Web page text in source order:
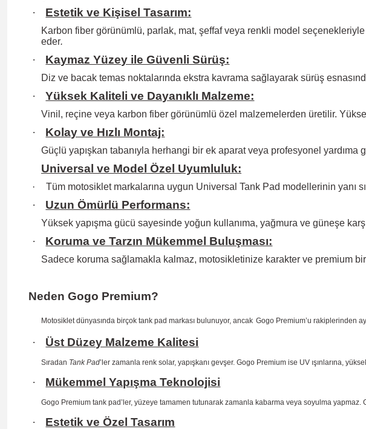
· Estetik ve Kişisel Tasarım:
Karbon fiber görünümlü, parlak, mat, şeffaf veya renkli model
eder.
· Kaymaz Yüzey ile Güvenli Sürüş:
Diz ve bacak temas noktalarında ekstra kavrama sağlayarak sürüş
· Yüksek Kaliteli ve Dayanıklı Malzeme:
Vinil, reçine veya karbon fiber görünümlü özel malzemelerden üretilir.
· Kolay ve Hızlı Montaj:
Güçlü yapışkan tabanıyla herhangi bir ek aparat veya profesyonel yardıma
Universal ve Model Özel Uyumluluk:
· Tüm motosiklet markalarına uygun Universal Tank Pad modellerinin yanı
· Uzun Ömürlü Performans:
Yüksek yapışma gücü sayesinde yoğun kullanıma, yağmura ve güneşe
· Koruma ve Tarzın Mükemmel Buluşması:
Sadece koruma sağlamakla kalmaz, motosikletinize karakter ve premium bir
Neden Gogo Premium?
Motosiklet dünyasında birçok tank pad markası bulunuyor, ancak Gogo Premium’u rakiplerinden
· Üst Düzey Malzeme Kalitesi
Sıradan Tank Pad’ler zamanla renk solar, yapışkanı gevşer. Gogo Premium ise UV ışınlarına,
· Mükemmel Yapışma Teknolojisi
Gogo Premium tank pad’ler, yüzeye tamamen tutunarak zamanla kabarma veya soyulma yapmaz.
· Estetik ve Özel Tasarım